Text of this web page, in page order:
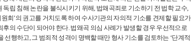
립 침해 논란을 불식시키기 위해, 법왜곡죄로 기소하기 전 법학 교수,
회’의 권고를 거치도록 하여 수사기관의 자의적 기소를 견제할 필요가
의 수단이 되어야 한다. 법왜곡 의심 사례가 발생할 경우 우선적으로
행하고, 그 범죄적 성격이 명백할 때만 형사 기소를 검토하는 ‘단계적